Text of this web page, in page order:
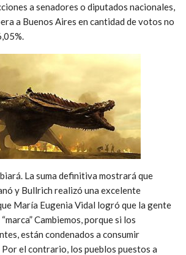
a senadores o diputados nacionales,
a Buenos Aires en cantidad de votos no
La suma definitiva mostrará que
y Bullrich realizó una excelente
María Eugenia Vidal logró que la gente
Cambiemos, porque si los
están condenados a consumir
el contrario, los pueblos puestos a